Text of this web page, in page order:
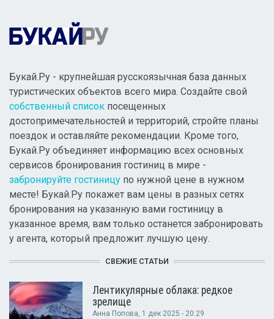
Букай.Ру - крупнейшая русскоязычная база данных
туристических объектов всего мира. Создайте свой
собственный список посещенных
достопримечательностей и территорий, стройте планы
поездок и оставляйте рекомендации. Кроме того,
Букай.Ру объединяет информацию всех основных
сервисов бронирования гостиниц в мире -
забронируйте гостиницу по нужной цене в нужном
месте! Букай.Ру покажет вам цены в разных сетях
бронирования на указанную вами гостиницу в
указанное время, вам только останется забронировать
у агента, который предложит лучшую цену.
СВЕЖИЕ СТАТЬИ
Лентикулярные облака: редкое
зрелище
Анна Попова, 1 дек 2025 - 20:29